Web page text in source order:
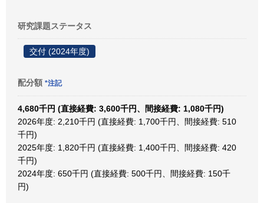
研究課題ステータス
交付 (2024年度)
配分額 *注記
4,680千円 (直接経費: 3,600千円、間接経費: 1,080千円)
2026年度: 2,210千円 (直接経費: 1,700千円、間接経費: 510
千円)
2025年度: 1,820千円 (直接経費: 1,400千円、間接経費: 420
千円)
2024年度: 650千円 (直接経費: 500千円、間接経費: 150千
円)